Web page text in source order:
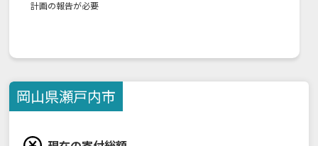
計画の報告が必要
岡山県瀬戸内市